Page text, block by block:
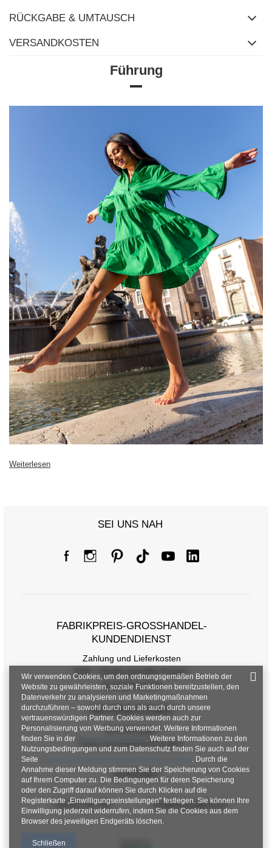
RÜCKGABE & UMTAUSCH
VERSANDKOSTEN
Führung
Weiterlesen
SEI UNS NAH
FABRIKPREIS-GROSSHANDEL-K
UNDENDIENST
Zahlung und Lieferkosten
FAQ - Häufig gestellte Fragen
Rückgabepolitik
INFORMATIONEN
Verordnungen
Datenschutzbestimmungen
KONTAKT
+48 601 547 740 hurt@factoryprice.eu
Wir verwenden Cookies, um den ordnungsgemäßen Betrieb der
Website zu gewährleisten, soziale Funktionen bereitzustellen, den
Datenverkehr zu analysieren und Marketingmaßnahmen
durchzuführen – sowohl durch uns als auch durch unsere
vertrauenswürdigen Partner. Cookies werden auch zur
Personalisierung von Werbung verwendet. Weitere Informationen
finden Sie in der
Datenschutzrichtlinie. Weitere Informationen zu den
Nutzungsbedingungen und zum Datenschutz finden Sie auch auf der
Seite
. Durch die
Annahme dieser Meldung stimmen Sie der Speicherung von Cookies
auf Ihrem Computer zu. Die Bedingungen für deren Speicherung
oder den Zugriff darauf können Sie durch Klicken auf die
Registerkarte „Einwilligungseinstellungen" festlegen. Sie können Ihre
Einwilligung jederzeit widerrufen, indem Sie die Cookies aus dem
Browser des jeweiligen Endgeräts löschen.
Schließen